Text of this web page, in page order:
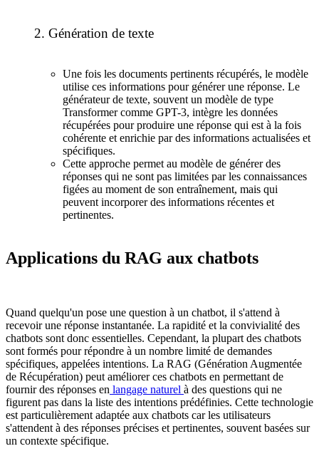
2. Génération de texte
Une fois les documents pertinents récupérés, le modèle
utilise ces informations pour générer une réponse. Le
générateur de texte, souvent un modèle de type
Transformer comme GPT-3, intègre les données
récupérées pour produire une réponse qui est à la fois
cohérente et enrichie par des informations actualisées et
spécifiques.
Cette approche permet au modèle de générer des
réponses qui ne sont pas limitées par les connaissances
figées au moment de son entraînement, mais qui
peuvent incorporer des informations récentes et
pertinentes.
Applications du RAG aux chatbots
Quand quelqu'un pose une question à un chatbot, il s'attend à
recevoir une réponse instantanée. La rapidité et la convivialité des
chatbots sont donc essentielles. Cependant, la plupart des chatbots
sont formés pour répondre à un nombre limité de demandes
spécifiques, appelées intentions. La RAG (Génération Augmentée
de Récupération) peut améliorer ces chatbots en permettant de
fournir des réponses en langage naturel à des questions qui ne
figurent pas dans la liste des intentions prédéfinies. Cette technologie
est particulièrement adaptée aux chatbots car les utilisateurs
s'attendent à des réponses précises et pertinentes, souvent basées sur
un contexte spécifique.